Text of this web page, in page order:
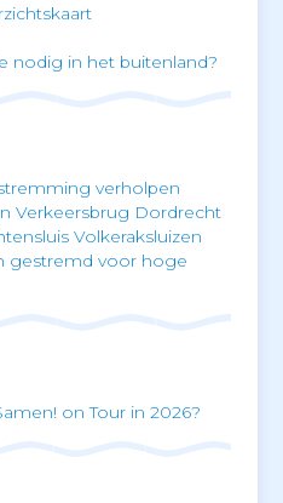
nodig in het buitenland?
verholpen
Verkeersbrug Dordrecht
Volkeraksluizen
gestremd voor hoge
on Tour in 2026?